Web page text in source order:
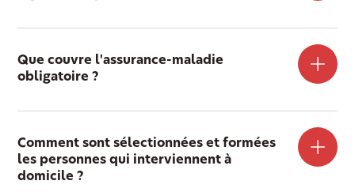
Que couvre l'assurance-maladie
obligatoire ?
Comment sont sélectionnées et formées
les personnes qui interviennent à
domicile ?